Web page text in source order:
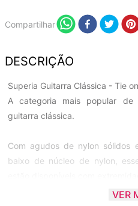
Compartilhar
DESCRIÇÃO
Superia Guitarra Clássica - Tie
A categoria mais popular de
guitarra clássica.
Com agudos de nylon sólidos
baixo de núcleo de nylon,
VER